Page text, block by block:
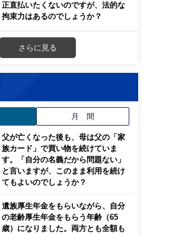
正直払いたくないのですが、法的な
拘束力はあるのでしょうか？
さらに見る
月 間
父が亡くなった後も、母は父の「家
族カード」で買い物を続けていま
す。「自分の名義だから問題ない」
と言いますが、このまま利用を続け
てもよいのでしょうか？
遺族厚生年金をもらいながら、自分
の老齢厚生年金をもらう年齢（65
歳）になりました。両方とも全額も